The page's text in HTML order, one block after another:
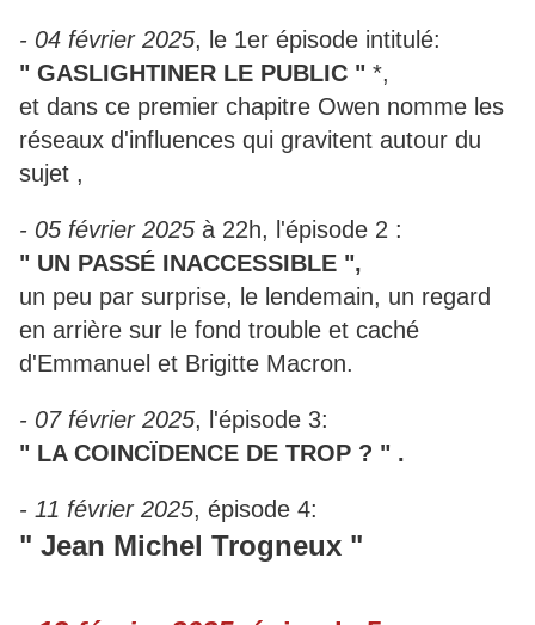
- 04 février 2025, le 1er épisode intitulé:
" GASLIGHTINER LE PUBLIC " *,
et dans ce premier chapitre Owen nomme les
réseaux d'influences qui gravitent autour du
sujet ,
- 05 février 2025 à 22h, l'épisode 2 :
" UN PASSÉ INACCESSIBLE ",
un peu par surprise, le lendemain, un regard
en arrière sur le fond trouble et caché
d'Emmanuel et Brigitte Macron.
- 07 février 2025, l'épisode 3:
" LA COINCÏDENCE DE TROP ? " .
- 11 février 2025, épisode 4:
" Jean Michel Trogneux "